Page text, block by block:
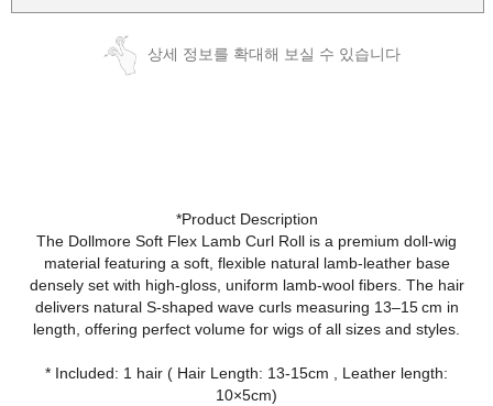
상세 정보를 확대해 보실 수 있습니다
*Product Description
The Dollmore Soft Flex Lamb Curl Roll is a premium doll‑wig
material featuring a soft, flexible natural lamb‑leather base
densely set with high‑gloss, uniform lamb‑wool fibers. The hair
delivers natural S‑shaped wave curls measuring 13–15 cm in
length, offering perfect volume for wigs of all sizes and styles.
* Included: 1 hair ( Hair Length: 13-15cm , Leather length:
10×5cm)